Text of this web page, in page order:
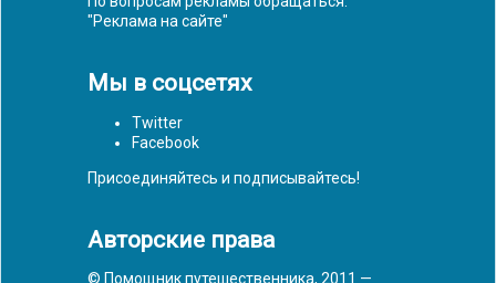
"Реклама на сайте"
Мы в соцсетях
Twitter
Facebook
Присоединяйтесь и подписывайтесь!
Авторские права
© Помощник путешественника, 2011 —